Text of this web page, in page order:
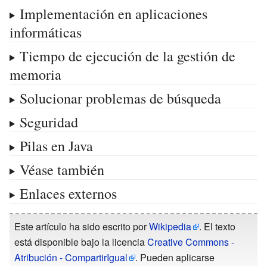
Implementación en aplicaciones
informáticas
Tiempo de ejecución de la gestión de
memoria
Solucionar problemas de búsqueda
Seguridad
Pilas en Java
Véase también
Enlaces externos
Este artículo ha sido escrito porWikipedia
. El texto
está disponible bajo la licenciaCreative Commons -
Atribución - CompartirIgual
. Pueden aplicarse